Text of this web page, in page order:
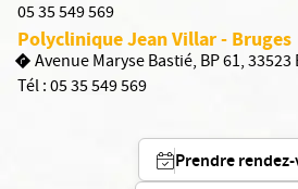
05 35 549 569
Polyclinique Jean Villar - Bruges
Avenue Maryse Bastié, BP 61, 33523
Tél :05 35 549 569
Prendre